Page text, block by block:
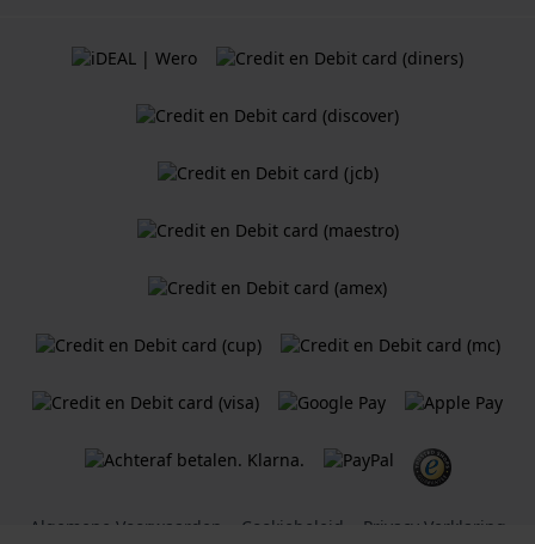
Algemene Voorwaarden Cookiebeleid Privacy Verklaring